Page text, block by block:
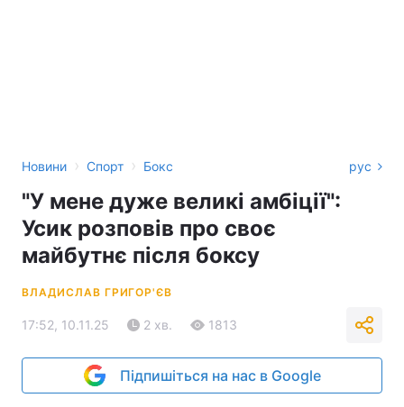
Новини › Спорт › Бокс рус
"У мене дуже великі амбіції":
Усик розповів про своє
майбутнє після боксу
ВЛАДИСЛАВ ГРИГОР'ЄВ
17:52, 10.11.25 2 хв. 1813
Підпишіться на нас в Google